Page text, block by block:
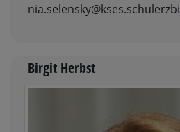
Birgit Herbst